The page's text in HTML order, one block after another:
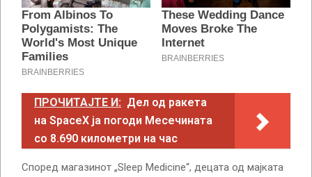
ПРОЧИТАЈТЕ И: Дел од ракета
на SpaceX ја погоди Месечината
со 8.690 километри на час
Според магазинот „Sleep Medicine“, децата од мајката